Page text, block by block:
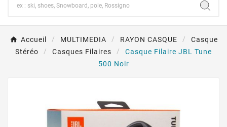
Accueil MULTIMEDIA RAYON CASQUE
Casque
Stéréo
Casques Filaires
Casque Filaire JBL Tune
500 Noir